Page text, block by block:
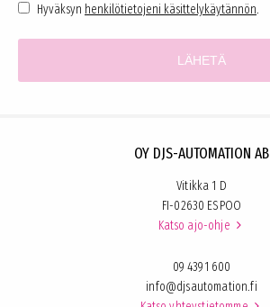
Hyväksyn henkilötietojeni käsittelykäytännön.
OY DJS-AUTOMATION AB
Vitikka 1 D
FI-02630 ESPOO
Katso ajo-ohje 
09 4391 600
info@djsautomation.fi